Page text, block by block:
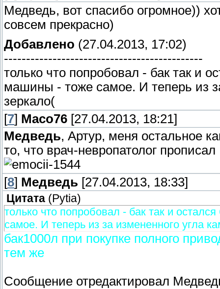
Медведь, вот спасибо огромное))
совсем прекрасно)
Добавлено (27.04.2013, 17:02)
---------------------------------------------
только что попробовал - бак так и
машины - тоже самое. И теперь из
зеркало(
[7] Maco76 [27.04.2013, 18:21]
Медведь, Артур, меня остальное
то, что врач-невропатолог
[8] Медведь [27.04.2013, 18:33]
Цитата ( Pytia)
только что попробовал - бак так и
самое. И теперь из за измененного угла
бак1000л при покупке полного
тем же
Сообщение отредактировал